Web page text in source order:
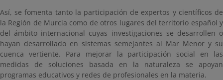
Así, se fomenta tanto la participación de expertos y científicos de
la Región de Murcia como de otros lugares del territorio español y
del ámbito internacional cuyas investigaciones se desarrollen o
hayan desarrollado en sistemas semejantes al Mar Menor y su
cuenca vertiente. Para mejorar la participación social en las
medidas de soluciones basada en la naturaleza se apoyan
programas educativos y redes de profesionales en la materia.